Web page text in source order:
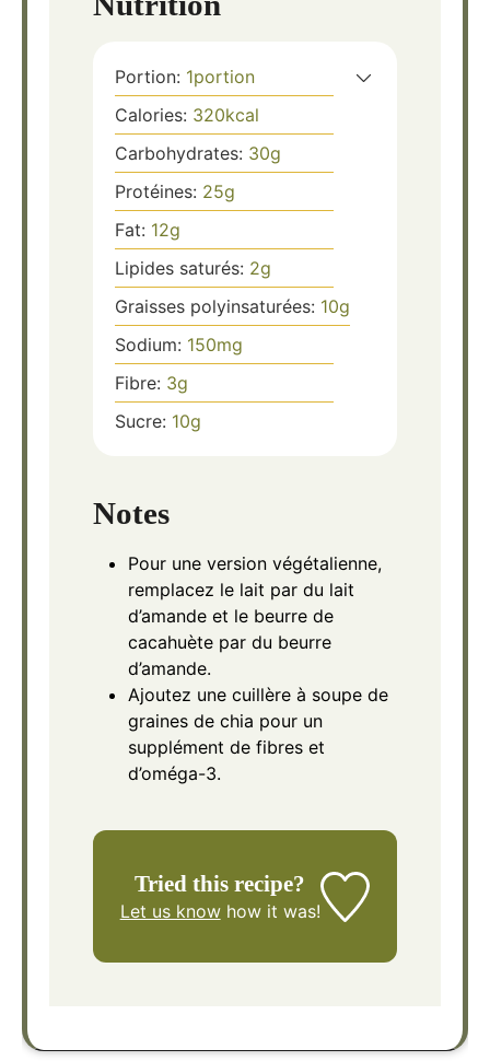
Portion: 1portion
Calories: 320kcal
Carbohydrates: 30g
Protéines: 25g
Fat: 12g
Lipides saturés: 2g
Graisses polyinsaturées: 10g
Sodium: 150mg
Fibre: 3g
Sucre: 10g
Notes
Pour une version végétalienne,
remplacez le lait par du lait
d’amande et le beurre de
cacahuète par du beurre
d’amande.
Ajoutez une cuillère à soupe de
graines de chia pour un
supplément de fibres et
d’oméga-3.
Tried this recipe?
Let us knowhow it was!